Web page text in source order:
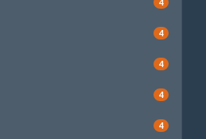
4
4
4
4